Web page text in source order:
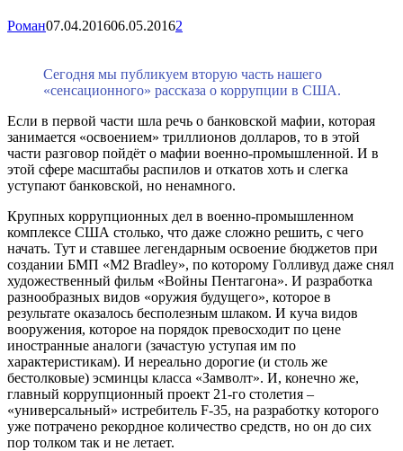
Роман07.04.201606.05.20162
Сегодня мы публикуем вторую часть нашего
«сенсационного» рассказа о коррупции в США.
Если в первой части шла речь о банковской мафии, которая
занимается «освоением» триллионов долларов, то в этой
части разговор пойдёт о мафии военно-промышленной. И в
этой сфере масштабы распилов и откатов хоть и слегка
уступают банковской, но ненамного.
Крупных коррупционных дел в военно-промышленном
комплексе США столько, что даже сложно решить, с чего
начать. Тут и ставшее легендарным освоение бюджетов при
создании БМП «M2 Bradley», по которому Голливуд даже снял
художественный фильм «Войны Пентагона». И разработка
разнообразных видов «оружия будущего», которое в
результате оказалось бесполезным шлаком. И куча видов
вооружения, которое на порядок превосходит по цене
иностранные аналоги (зачастую уступая им по
характеристикам). И нереально дорогие (и столь же
бестолковые) эсминцы класса «Замволт». И, конечно же,
главный коррупционный проект 21-го столетия –
«универсальный» истребитель F-35, на разработку которого
уже потрачено рекордное количество средств, но он до сих
пор толком так и не летает.